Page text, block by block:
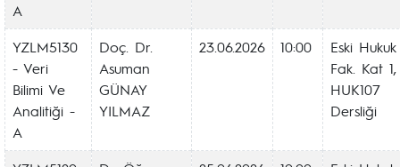
A
YZLM5130
- Veri
Bilimi Ve
Analitiği -
A
Doç. Dr.
Asuman
GÜNAY
YILMAZ
23.06.2026 10:00
Eski Hukuk
Fak. Kat 1,
HUK107
Dersliği